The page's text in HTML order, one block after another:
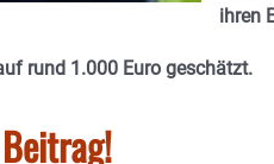
ihren
rund 1.000 Euro geschätzt.